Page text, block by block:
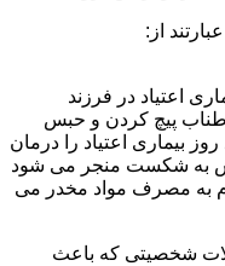
از:
اعتیاد در فرزند
طناب پیچ کردن و حبس
بیماری اعتیاد را درمان
روش به شکست منجر می شود
به مصرف مواد مخدر می
شخصیتی که باعث